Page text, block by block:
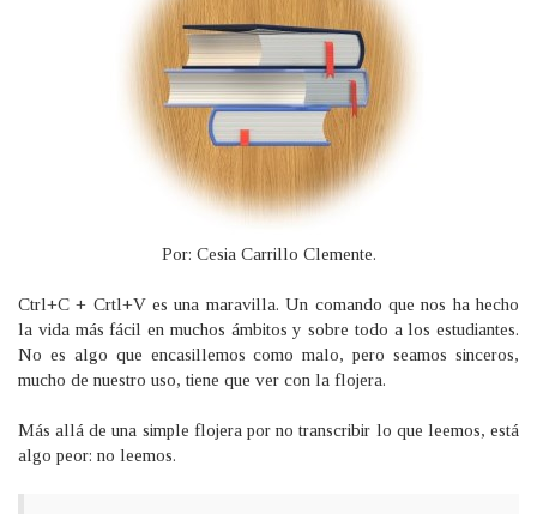
Por: Cesia Carrillo Clemente.
Ctrl+C + Crtl+V es una maravilla. Un comando que nos ha hecho
la vida más fácil en muchos ámbitos y sobre todo a los estudiantes.
No es algo que encasillemos como malo, pero seamos sinceros,
mucho de nuestro uso, tiene que ver con la flojera.
Más allá de una simple flojera por no transcribir lo que leemos, está
algo peor: no leemos.